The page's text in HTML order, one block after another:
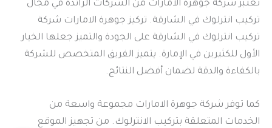
تعتبر شركة جوهرة الامارات من الشركات الرائدة في مجال
تركيب انترلوك في الشارقة. تركيز جوهرة الامارات شركة
تركيب انترلوك في الشارقة على الجودة والتميز جعلها الخيار
الأول للكثيرين في الإمارة. يتميز الفريق المتخصص للشركة
بالكفاءة والدقة لضمان أفضل النتائج.
كما توفر شركة جوهرة الامارات مجموعة واسعة من
الخدمات المتعلقة بتركيب الانترلوك. من تجهيز الموقع